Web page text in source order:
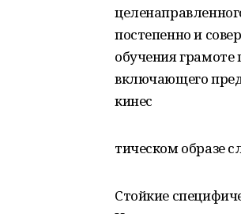
постепенно и
обучения грамоте
включающего
кинес
тическом образе
Стойкие